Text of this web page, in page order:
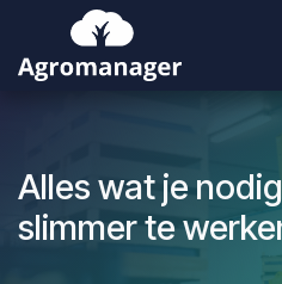
Overslaan naar inhoud
Alles wat je
slimmer te